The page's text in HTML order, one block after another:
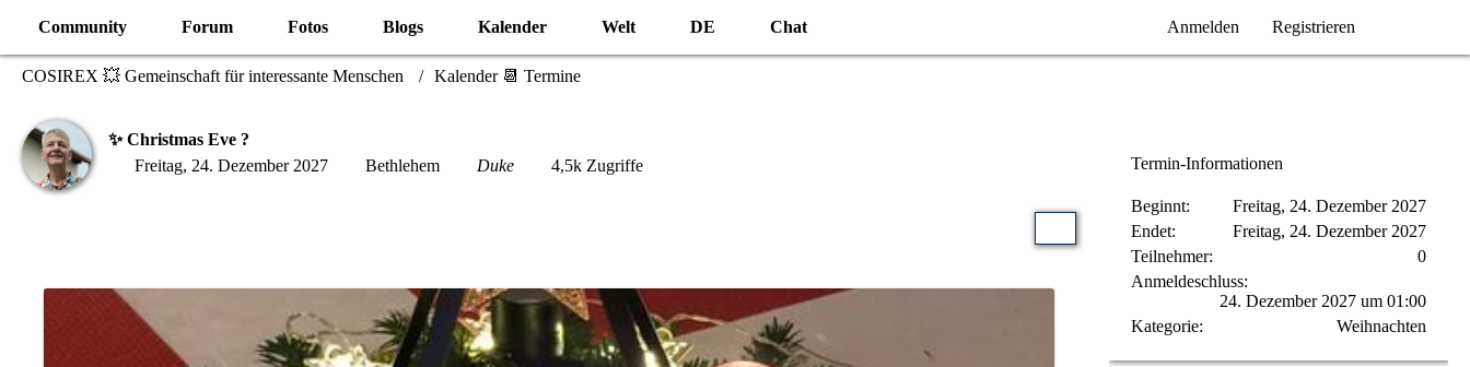
Community Forum Fotos Blogs Kalender Welt DE Chat Anmelden Registrieren
COSIREX 💥 Gemeinschaft für interessante Menschen Kalender 📆 Termine
✨ Christmas Eve ?
Freitag, 24. Dezember 2027
Bethlehem Duke 4,5k Zugriffe Termin-Informationen
Beginnt
Freitag, 24. Dezember 2027
Endet
Freitag, 24. Dezember 2027
Teilnehmer
0
Anmeldeschluss
24. Dezember 2027 um 01:00
Kategorie
Weihnachten